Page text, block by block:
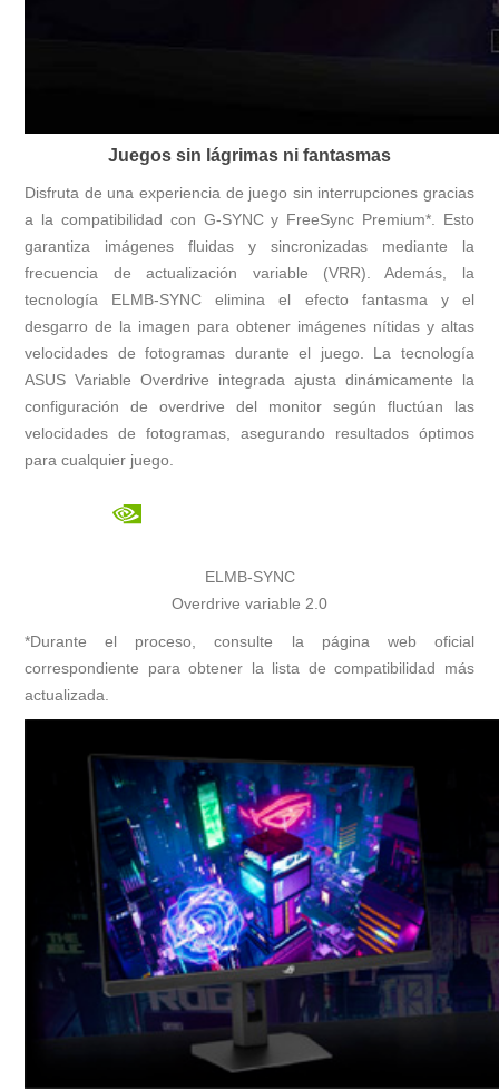
Juegos sin lágrimas ni fantasmas
Disfruta de una experiencia de juego sin interrupciones gracias
a la compatibilidad con G-SYNC y FreeSync Premium*. Esto
garantiza imágenes fluidas y sincronizadas mediante la
frecuencia de actualización variable (VRR). Además, la
tecnología ELMB-SYNC elimina el efecto fantasma y el
desgarro de la imagen para obtener imágenes nítidas y altas
velocidades de fotogramas durante el juego. La tecnología
ASUS Variable Overdrive integrada ajusta dinámicamente la
configuración de overdrive del monitor según fluctúan las
velocidades de fotogramas, asegurando resultados óptimos
para cualquier juego.
ELMB-SYNC
Overdrive variable 2.0
*Durante el proceso, consulte la página web oficial
correspondiente para obtener la lista de compatibilidad más
actualizada.